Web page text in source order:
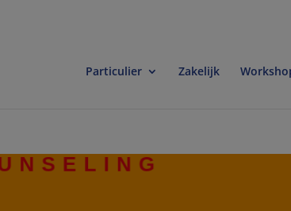
Particulier Zakelijk